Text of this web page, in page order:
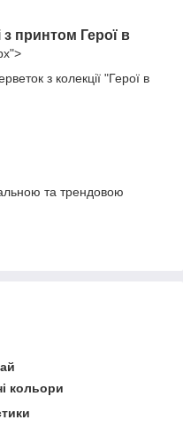
з принтом Герої в
з колекції "Герої в
та трендовою
кольори